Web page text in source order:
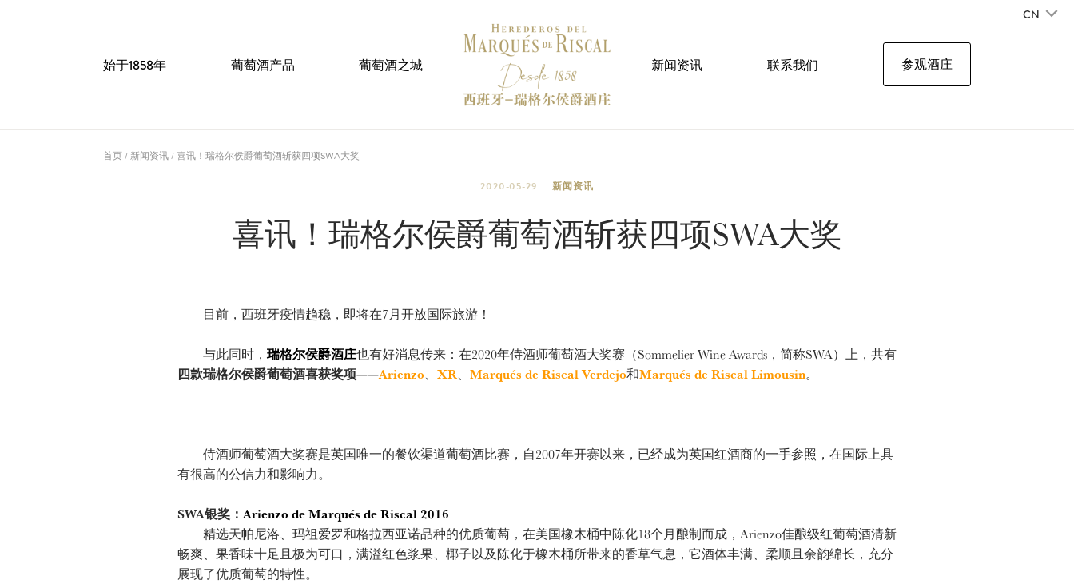
CN
始于1858年 葡萄酒产品 葡萄酒之城 新闻资讯 联系我们 参观酒庄
首页/新闻资讯/喜讯！瑞格尔侯爵葡萄酒斩获四项SWA大奖
2020-05-29 新闻资讯
喜讯！瑞格尔侯爵葡萄酒斩获四项SWA大奖
目前，西班牙疫情趋稳，即将在7月开放国际旅游！
与此同时， 瑞格尔侯爵酒庄也有好消息传来：在2020年侍酒师葡萄酒大奖赛（Sommelier Wine Awards，简称SWA）上，共有
四款瑞格尔侯爵葡萄酒喜获奖项——Arienzo、 XR、 Marqués de Riscal Verdejo和Marqués de Riscal Limousin。
侍酒师葡萄酒大奖赛是英国唯一的餐饮渠道葡萄酒比赛，自2007年开赛以来，已经成为英国红酒商的一手参照，在国际上具
有很高的公信力和影响力。
SWA银奖：Arienzo de Marqués de Riscal 2016
精选天帕尼洛、玛祖爱罗和格拉西亚诺品种的优质葡萄，在美国橡木桶中陈化18个月酿制而成，Arienzo佳酿级红葡萄酒清新
畅爽、果香味十足且极为可口，满溢红色浆果、椰子以及陈化于橡木桶所带来的香草气息，它酒体丰满、柔顺且余韵绵长，充分
展现了优质葡萄的特性。